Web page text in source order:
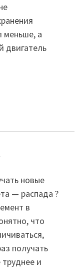
меньше, а
двигатель
новые
— распада ?
в
что
получать
и